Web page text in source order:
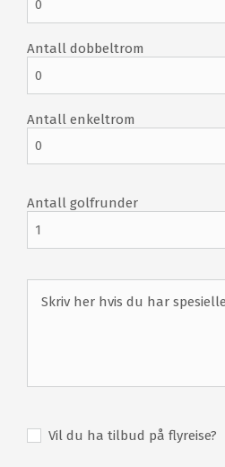
0
Antall dobbeltrom
0
Antall enkeltrom
0
Antall golfrunder
1
Vil du ha tilbud på flyreise?